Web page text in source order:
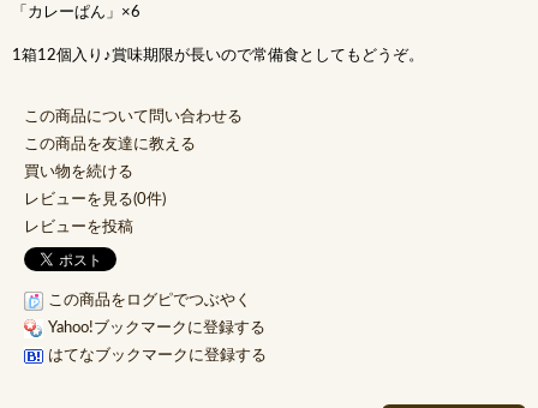
「カレーぱん」×6
1箱12個入り♪賞味期限が長いので常備食としてもどうぞ。
この商品について問い合わせる
この商品を友達に教える
買い物を続ける
レビューを見る(0件)
レビューを投稿
この商品をログピでつぶやく
Yahoo!ブックマークに登録する
はてなブックマークに登録する